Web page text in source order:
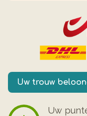
Uw trouw
Uw